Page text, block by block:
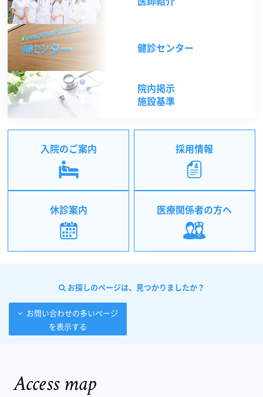
健診センター
院内掲示
施設基準
入院のご案内 採用情報
休診案内 医療関係者の方へ
お探しのページは、見つかりましたか？
お問い合わせの多いページ
を表示する
Access map